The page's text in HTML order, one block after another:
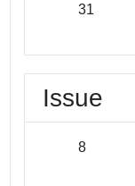
31
Issue
8